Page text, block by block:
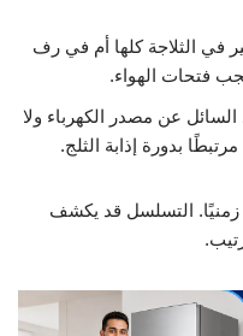
في الثلاجة كلها أم في رف
فتحات الهواء.
السائل عن مصدر الكهرباء ولا
بدورة إذابة الثلج.
زمنيًا. التسلسل قد يكشف